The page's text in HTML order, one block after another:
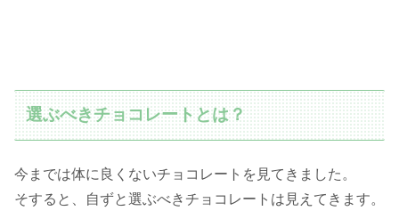
選ぶべきチョコレートとは？
今までは体に良くないチョコレートを見てきました。
そすると、自ずと選ぶべきチョコレートは見えてきます。